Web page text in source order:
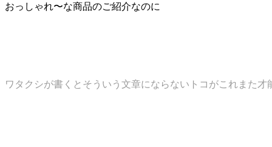
おっしゃれ〜な商品のご紹介なのに
ワタクシが書くとそういう文章にならないトコがこれまた